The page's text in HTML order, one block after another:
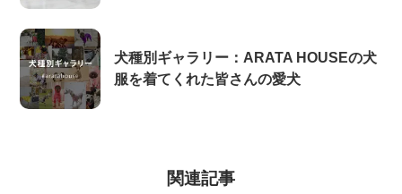
犬種別ギャラリー：ARATA HOUSEの犬
服を着てくれた皆さんの愛犬
関連記事